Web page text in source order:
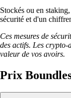
Stockés ou en
sécurité et d'un
Ces mesures de
des actifs. Les
valeur de vos avoirs.
Prix